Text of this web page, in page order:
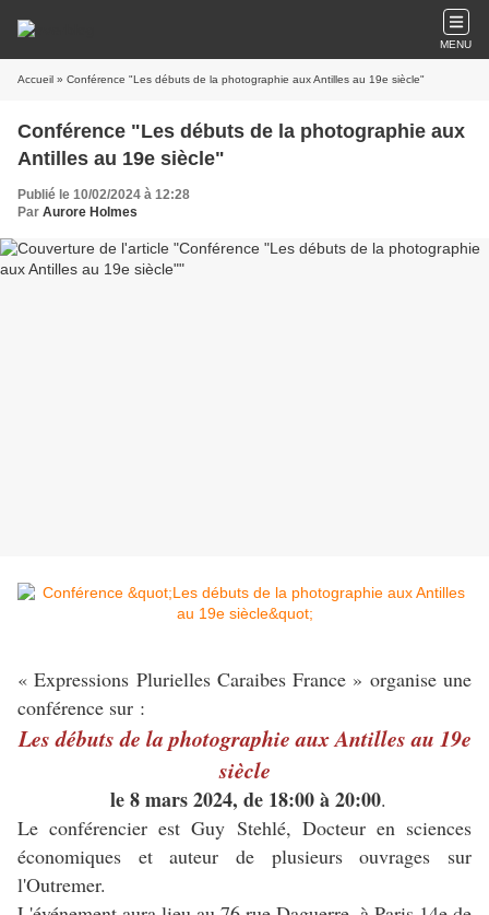
MENU
Accueil » Conférence "Les débuts de la photographie aux Antilles au 19e siècle"
Conférence "Les débuts de la photographie aux
Antilles au 19e siècle"
Publié le 10/02/2024 à 12:28
Par Aurore Holmes
« Expressions Plurielles Caraibes France » organise une
conférence sur :
Les débuts de la photographie aux Antilles au 19e
siècle
le 8 mars 2024, de 18:00 à 20:00.
Le conférencier est Guy Stehlé, Docteur en sciences
économiques et auteur de plusieurs ouvrages sur
l'Outremer.